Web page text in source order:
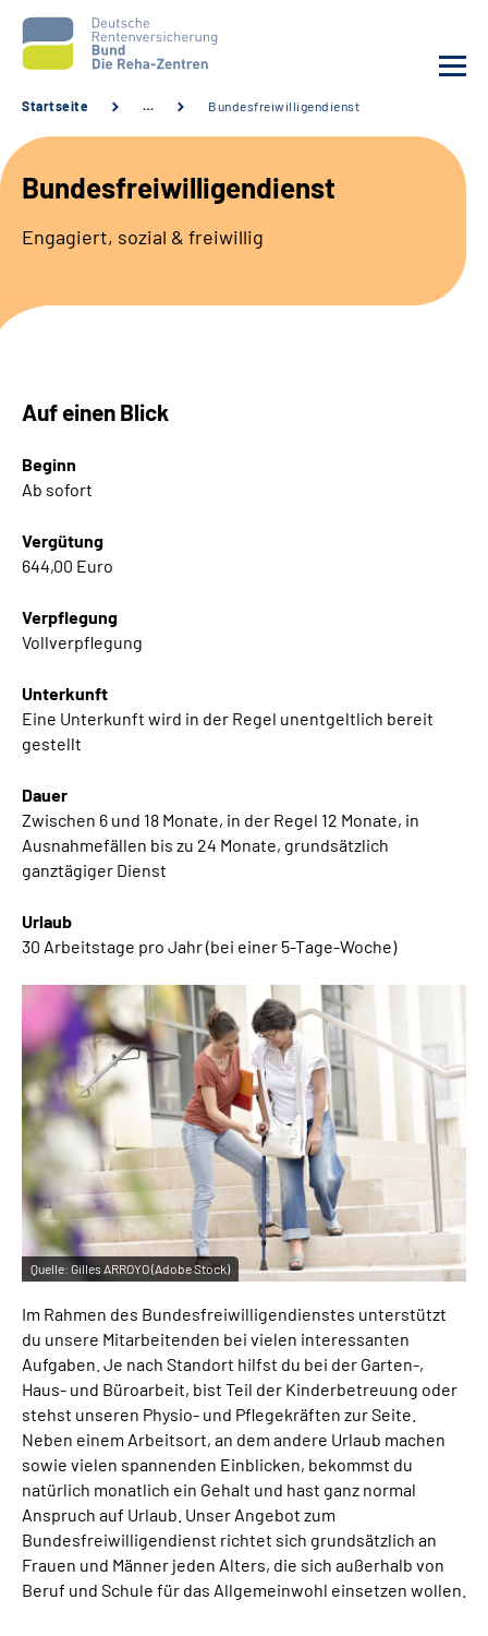
Aktuelles
Unsere Kliniken
Gebärdensprache
Leichte Sprache
Startseite … Bundesfreiwilligendienst
Bundesfreiwilligendienst
Engagiert, sozial & freiwillig
Auf einen Blick
Beginn
Ab sofort
Vergütung
644,00 Euro
Verpflegung
Vollverpflegung
Unterkunft
Eine Unterkunft wird in der Regel unentgeltlich bereit
gestellt
Dauer
Zwischen 6 und 18 Monate, in der Regel 12 Monate, in
Ausnahmefällen bis zu 24 Monate, grundsätzlich
ganztägiger Dienst
Urlaub
30 Arbeitstage pro Jahr (bei einer 5-Tage-Woche)
Quelle: Gilles ARROYO (Adobe Stock)
Im Rahmen des Bundesfreiwilligendienstes unterstützt
du unsere Mitarbeitenden bei vielen interessanten
Aufgaben. Je nach Standort hilfst du bei der Garten-,
Haus- und Büroarbeit, bist Teil der Kinderbetreuung oder
stehst unseren Physio- und Pflegekräften zur Seite.
Neben einem Arbeitsort, an dem andere Urlaub machen
sowie vielen spannenden Einblicken, bekommst du
natürlich monatlich ein Gehalt und hast ganz normal
Anspruch auf Urlaub. Unser Angebot zum
Bundesfreiwilligendienst richtet sich grundsätzlich an
Frauen und Männer jeden Alters, die sich außerhalb von
Beruf und Schule für das Allgemeinwohl einsetzen wollen.